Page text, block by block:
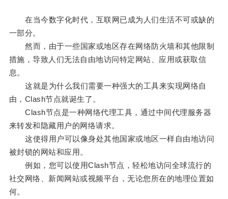
在当今数字化时代，互联网已成为人们生活不可或缺的
一部分。
然而，由于一些国家或地区存在网络防火墙和其他限制
措施，导致人们无法自由地访问特定网站、应用或获取信
息。
这就是为什么我们需要一种强大的工具来实现网络自
由，Clash节点就诞生了。
Clash节点是一种网络代理工具，通过中间代理服务器
来转发和隐藏用户的网络请求。
这使得用户可以像身处其他国家或地区一样自由地访问
被封锁的网站和应用。
例如，您可以使用Clash节点，轻松地访问全球流行的
社交网络、新闻网站或视频平台，无论您所在的地理位置如
何。